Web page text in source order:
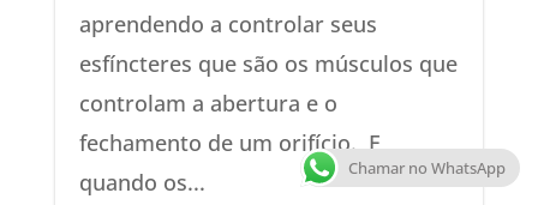
aprendendo a controlar seus
esfíncteres que são os músculos que
controlam a abertura e o
fechamento de um orifício. E
quando os...
Chamar no WhatsApp